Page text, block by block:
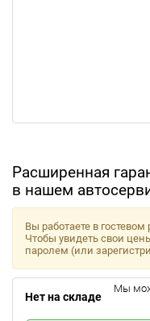
Расширенная
в нашем
Вы работаете в
Чтобы увидеть свои
паролем (или
Нет на складе
Мы